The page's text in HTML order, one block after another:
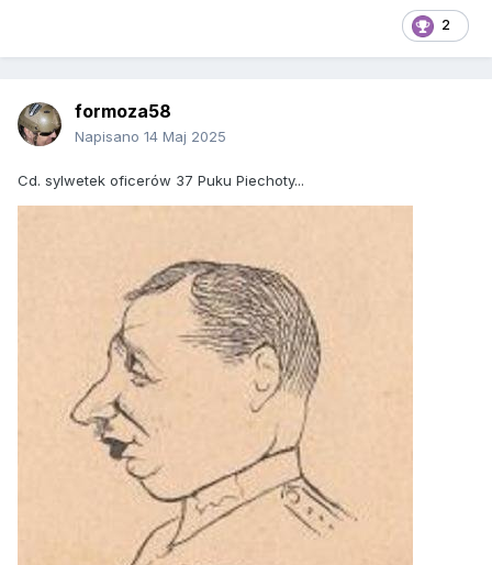
2
formoza58
Napisano 14 Maj 2025
Cd. sylwetek oficerów 37 Puku Piechoty...